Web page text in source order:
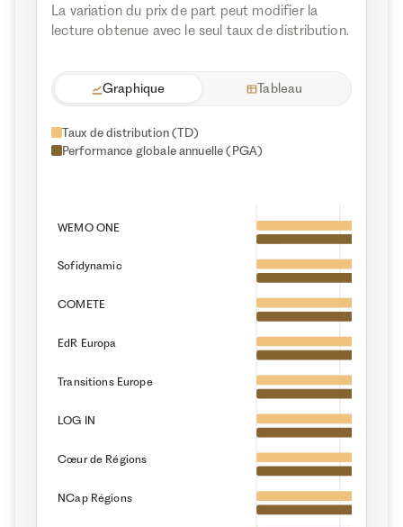
SCPI NCap
Régions (ex
Vendôme Régions)
TD : 5,72% +Variation de prix : 1,79%
7,51%
Opportunité Immo
SCPI ELIALYS
TD : 5,62%
7,62%
La variation du prix de part peut modifier la
lecture obtenue avec le seul taux de distribution.
Graphique Tableau
Taux de distribution (TD)
Performance globale annuelle (PGA)
WEMO ONE
Sofidynamic
COMETE
EdR Europa
Transitions Europe
LOG IN
Cœur de Régions
NCap Régions